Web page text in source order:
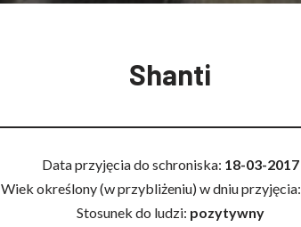
Shanti
Data przyjęcia do schroniska: 18-03-2017
Wiek określony (w przybliżeniu) w dniu przyjęcia:
Stosunek do ludzi: pozytywny